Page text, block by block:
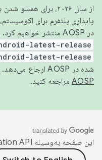
از سال ۲۰۲۶، برای
پایداری پلتفرم برای
در AOSP منتشر خواهیم کرد. برای ساخت و مشارکت در AOSP،
latest-release
latest-release
شده در AOSP ارجاع می‌دهد. برای اطلاعات بیشتر، به
AOSP مراجعه کنید.
این صفحه به‌وسیله